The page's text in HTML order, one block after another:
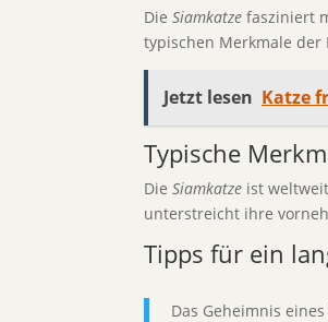
Die Siamkatze fasziniert
typischen Merkmale der
Jetzt lesen Katze
Typische
Die Siamkatze ist
unterstreicht ihre
Tipps für ein
Das Geheimnis